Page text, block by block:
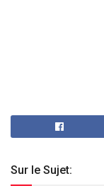
Sur le Sujet: